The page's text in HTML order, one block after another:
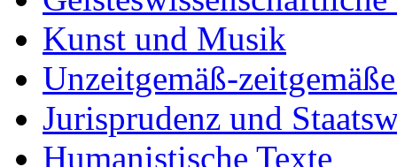
Kunst und Musik
Unzeitgemäß-
Jurisprudenz und
Humanistische Texte